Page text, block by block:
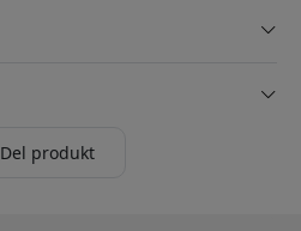
Del produkt